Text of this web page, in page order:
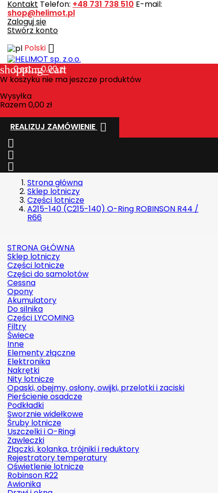
Kontakt Telefon: +48 731 738 510 E-mail:
shop@helimot.pl
Zaloguj się
Stwórz konto
Polski 
shopping_cart
0szt. - 0,00 zł
W koszyku nie ma jeszcze produktów
Wysyłka
Razem0,00 zł
REALIZUJ ZAMÓWIENIE 



Strona główna
Sklep lotniczy
Części lotnicze
A215-140 (C215-140) O-Ring ROBINSON R44 /
R66
STRONA GŁÓWNA
Sklep lotniczy
Części lotnicze
Części do samolotów
Cessna
Opony
Akumulatory
Do silnika
Części LYCOMING
Filtry
Świece
Inne
Elementy złączne
Elektronika
Nakrętki
Nity lotnicze
Opaski, obejmy, osłony, owijki, przelotki i zaciski
Pierścienie osadcze
Podkładki
Sworznie widełkowe
Śruby lotnicze
Uszczelki i O-Ringi
Zawleczki
Złączki, kolanka, trójniki i reduktory
Rejestratory temperatury
Oświetlenie lotnicze
Robinson R22
Awionika